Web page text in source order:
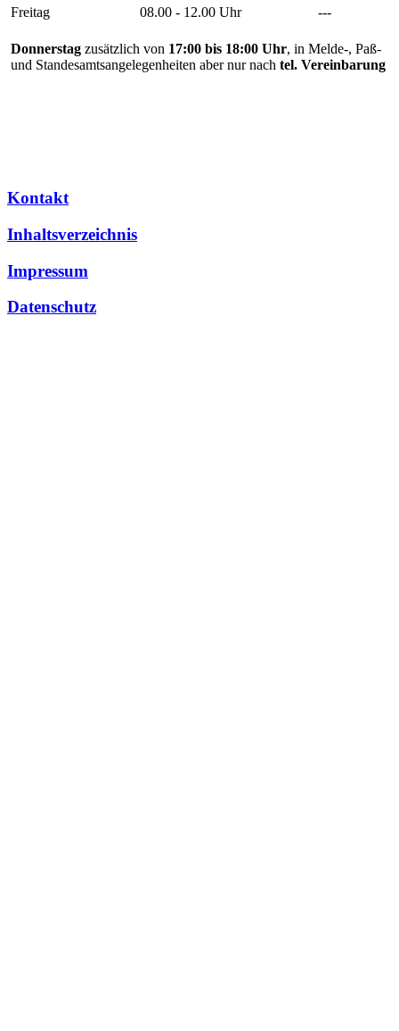
Freitag 08.00 - 12.00 Uhr ---
Donnerstag zusätzlich von 17:00 bis 18:00 Uhr, in Melde-, Paß-
und Standesamtsangelegenheiten aber nur nach tel. Vereinbarung
Kontakt
Inhaltsverzeichnis
Impressum
Datenschutz